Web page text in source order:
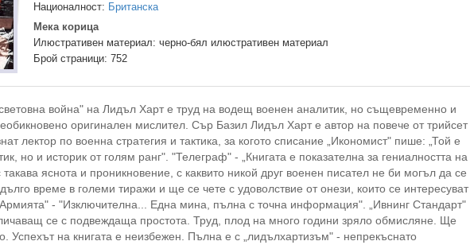
Националност: Британска
Мека корица
Илюстративен материал: черно-бял илюстративен материал
Брой страници: 752
световна война" на Лидъл Харт е труд на водещ военен аналитик, но същевременно и
оригинален мислител. Сър Базил Лидъл Харт е автор на повече от трийсет
лектор по военна стратегия и тактика, за когото списание „Икономист" пише: „Той е
но и историк от голям ранг". "Телеграф" - „Книгата е показателна за гениалността на
яснота и проникновение, с каквито никой друг военен писател не би могъл да се
време в големи тиражи и ще се чете с удоволствие от онези, които се интересуват
- "Изключителна... Една мина, пълна с точна информация". „Ивнинг Стандарт"
се с подвеждаща простота. Труд, плод на много години зряло обмисляне. Ще
Успехът на книгата е неизбежен. Пълна е с „лидълхартизъм" - непрекъснато